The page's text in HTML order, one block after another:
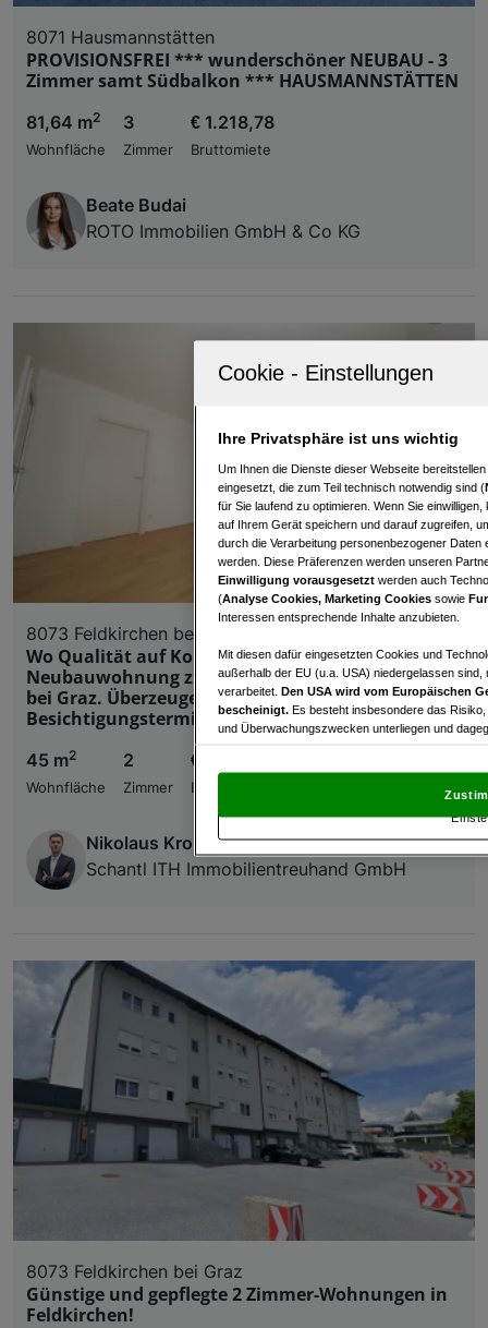
8071 Hausmannstätten
PROVISIONSFREI *** wunderschöner NEUBAU - 3
Zimmer samt Südbalkon *** HAUSMANNSTÄTTEN
81,64 m2
Wohnfläche
3
Zimmer
€ 1.218,78
Bruttomiete
Beate Budai
ROTO Immobilien GmbH & Co KG
8073 Feldkirchen bei Graz
Wo Qualität auf Komfort trifft – Hochwertige
Neubauwohnung zum Verlieben in Feldkirchen
bei Graz. Überzeugen Sie sich selbst im Zuge eines
Besichtigungstermins!
45 m2
Wohnfläche
2
Zimmer
€ 820,20
Bruttomiete
Nikolaus Kronabitter
Schantl ITH Immobilientreuhand GmbH
8073 Feldkirchen bei Graz
Günstige und gepflegte 2 Zimmer-Wohnungen in
Feldkirchen!
Ihre Privatsphäre ist uns wichtig
Um Ihnen die Dienste dieser Webseite
eingesetzt, die zum Teil technisch notwendig sind (
für Sie laufend zu optimieren. Wenn Sie
auf Ihrem Gerät speichern und darauf zugreifen,
durch die Verarbeitung personenbezogener
werden. Diese Präferenzen werden unseren
Einwilligung vorausgesetzt werden auch
(Analyse Cookies, Marketing Cookies sowie
Interessen entsprechende Inhalte anzubieten.
Mit diesen dafür eingesetzten Cookies und
außerhalb der EU (u.a. USA) niedergelassen
verarbeitet. Den USA wird vom Europäischen
bescheinigt. Es besteht insbesondere das
und Überwachungszwecken unterliegen und
und Widerspruch gegen die Verarbeitung auf der
„Cookie Einstellungen“, die sich auf jeder Seite
Liste der Partner (Lieferanten)